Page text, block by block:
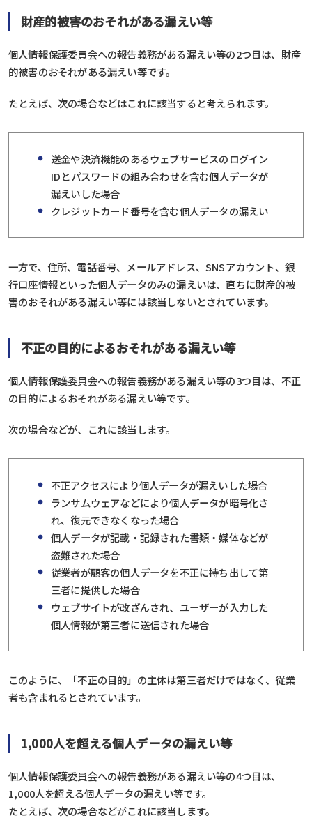
財産的被害のおそれがある漏えい等
個人情報保護委員会への報告義務がある漏えい等の2つ目は、財産
的被害のおそれがある漏えい等です。
たとえば、次の場合などはこれに該当すると考えられます。
送金や決済機能のあるウェブサービスのログイン
IDとパスワードの組み合わせを含む個人データが
漏えいした場合
クレジットカード番号を含む個人データの漏えい
一方で、住所、電話番号、メールアドレス、SNSアカウント、銀
行口座情報といった個人データのみの漏えいは、直ちに財産的被
害のおそれがある漏えい等には該当しないとされています。
不正の目的によるおそれがある漏えい等
個人情報保護委員会への報告義務がある漏えい等の3つ目は、不正
の目的によるおそれがある漏えい等です。
次の場合などが、これに該当します。
不正アクセスにより個人データが漏えいした場合
ランサムウェアなどにより個人データが暗号化さ
れ、復元できなくなった場合
個人データが記載・記録された書類・媒体などが
盗難された場合
従業者が顧客の個人データを不正に持ち出して第
三者に提供した場合
ウェブサイトが改ざんされ、ユーザーが入力した
個人情報が第三者に送信された場合
このように、「不正の目的」の主体は第三者だけではなく、従業
者も含まれるとされています。
1,000人を超える個人データの漏えい等
個人情報保護委員会への報告義務がある漏えい等の4つ目は、
1,000人を超える個人データの漏えい等です。
たとえば、次の場合などがこれに該当します。